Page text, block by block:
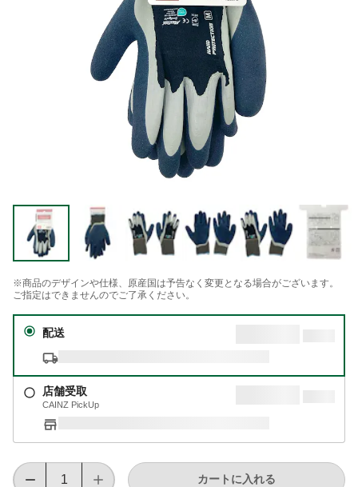
※商品のデザインや仕様、原産国は予告なく変更となる場合がございます。
ご指定はできませんのでご了承ください。
配送
店舗受取
CAINZ PickUp
カートに入れる